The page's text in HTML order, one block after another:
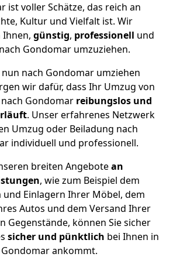
ist voller Schätze, das reich an
Kultur und Vielfalt ist. Wir
günstig, professionell und
Gondomar umzuziehen.
nun nach Gondomar umziehen
wir dafür, dass Ihr Umzug von
Gondomar reibungslos und
. Unser erfahrenes Netzwerk
Umzug oder Beiladung nach
individuell und professionell.
breiten Angebotean
, wie zum Beispiel dem
und Einlagern Ihrer Möbel, dem
Autos und dem Versand Ihrer
Gegenstände, können Sie sicher
sicher und pünktlich bei Ihnen in
Gondomar ankommt.